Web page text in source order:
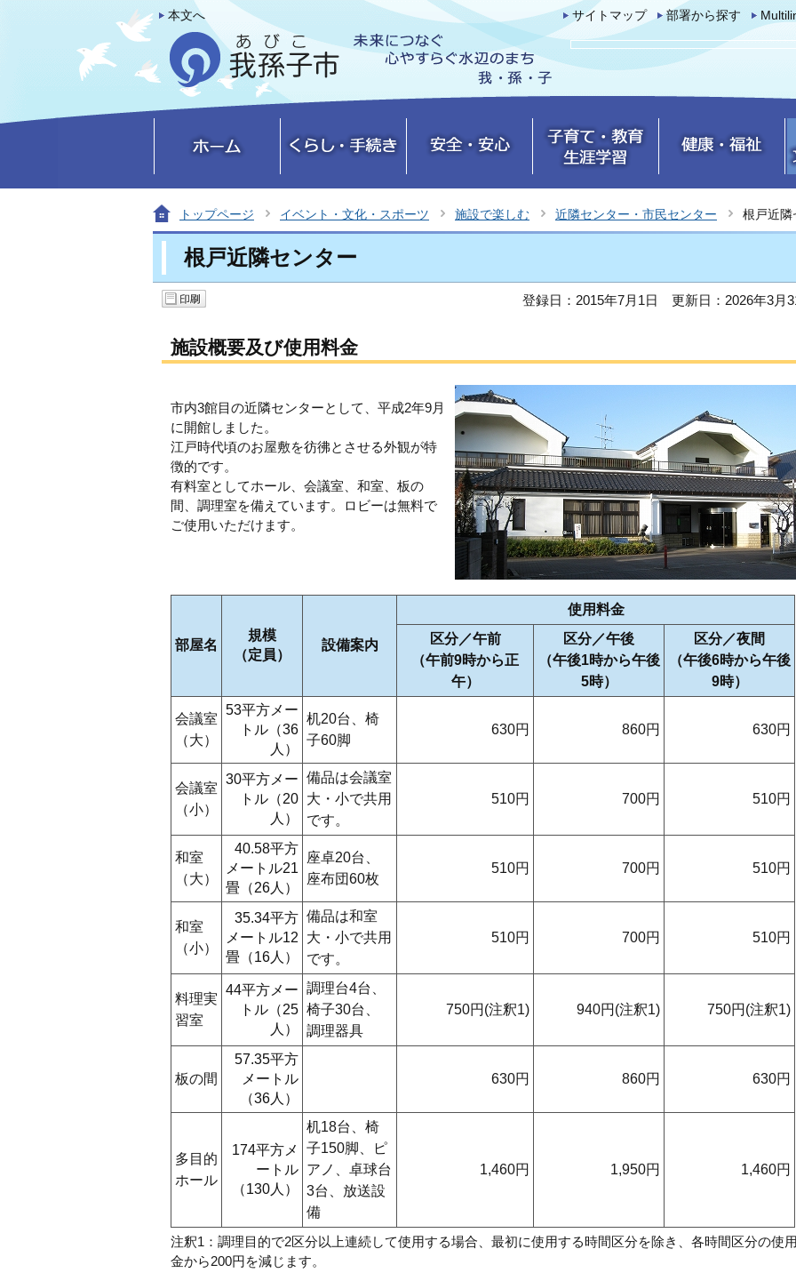
本文へ サイトマップ 部署から探す
トップページ イベント・文化・スポーツ 施設で楽しむ 近隣センター・市民センター 根戸近隣
根戸近隣センター
登録日：2015年7月1日 更新日：2026年3月
施設概要及び使用料金
市内3館目の近隣センターとして、平成2年9月
に開館しました。
江戸時代頃のお屋敷を彷彿とさせる外観が特
徴的です。
有料室としてホール、会議室、和室、板の
間、調理室を備えています。ロビーは無料で
ご使用いただけます。
部屋名
規模
（定員）
設備案内
使用料金
区分／午前
（午前9時から正
午）
区分／午後
（午後1時から午後
5時）
区分／夜間
（午後6時から午後
9時）
会議室
（大）
53平方メー
トル（36
人）
机20台、椅
子60脚
630円 860円 630円
会議室
（小）
30平方メー
トル（20
人）
備品は会議室
大・小で共用
です。
510円 700円 510円
和室
（大）
40.58平方
メートル21
畳（26人）
座卓20台、
座布団60枚
510円 700円 510円
和室
（小）
35.34平方
メートル12
畳（16人）
備品は和室
大・小で共用
です。
510円 700円 510円
料理実
習室
44平方メー
トル（25
人）
調理台4台、
椅子30台、
調理器具
750円(注釈1) 940円(注釈1) 750円(注釈1)
板の間
57.35平方
メートル
（36人）
630円 860円 630円
多目的
ホール
174平方メ
ートル
（130人）
机18台、椅
子150脚、ピ
アノ、卓球台
3台、放送設
備
1,460円 1,950円 1,460円
注釈1：調理目的で2区分以上連続して使用する場合、最初に使用する時間区分を除き、各時間区分の使
金から200円を減じます。